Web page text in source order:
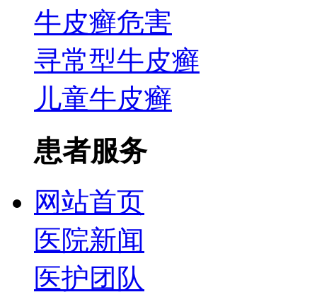
牛皮癣危害
寻常型牛皮癣
儿童牛皮癣
患者服务
网站首页
医院新闻
医护团队